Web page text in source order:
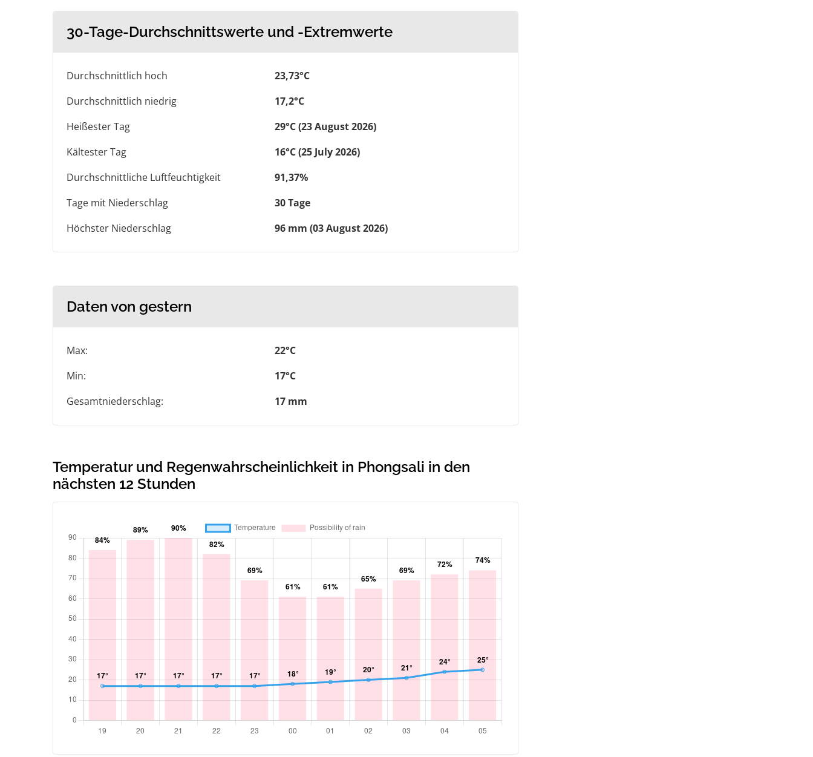
30-Tage-Durchschnittswerte und -Extremwerte
Durchschnittlich hoch
23,73°C
Durchschnittlich niedrig
17,2°C
Heißester Tag
29°C (23 August 2026)
Kältester Tag
16°C (25 July 2026)
Durchschnittliche Luftfeuchtigkeit
91,37%
Tage mit Niederschlag
30 Tage
Höchster Niederschlag
96 mm (03 August 2026)
Daten von gestern
Max:
22°C
Min:
17°C
Gesamtniederschlag:
17 mm
Temperatur und Regenwahrscheinlichkeit in Phongsali in den
nächsten 12 Stunden